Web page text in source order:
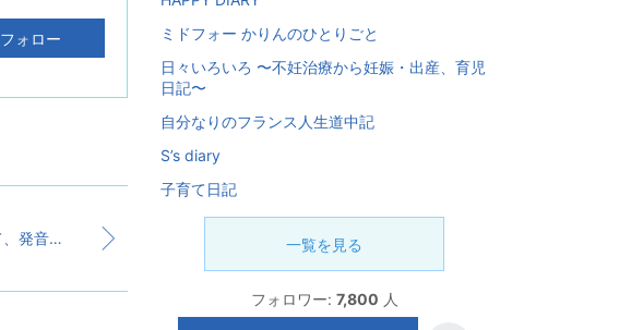
フォロー
子供の英語を聴いて、発音以上に重要なのがあると再確認した日
ミドフォー かりんのひとりごと
日々いろいろ 〜不妊治療から妊娠・出産、育児
日記〜
自分なりのフランス人生道中記
S’s diary
子育て日記
一覧を見る
フォロワー: 7,800 人